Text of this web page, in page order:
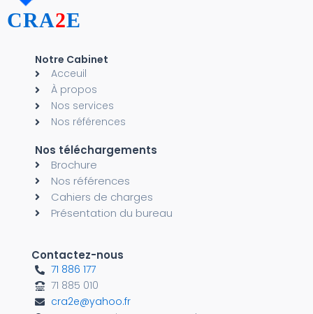
Contactez-nous
71 886 177
71 885 010
cra2e@yahoo.fr
Nos téléchargements
Brochure
Nos références
Cahiers de charges
Présentation du bureau
Notre Cabinet
Acceuil
À propos
Nos services
Nos références
CRA2E